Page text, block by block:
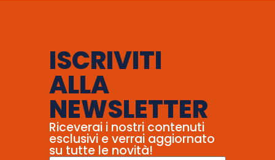
ISCRIVITI
ALLA
NEWSLETTER
Riceverai i nostri contenuti
esclusivi e verrai aggiornato
su tutte le novità!